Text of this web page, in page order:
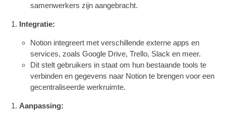
samenwerkers zijn aangebracht.
Integratie:
Notion integreert met verschillende externe apps en
services, zoals Google Drive, Trello, Slack en meer.
Dit stelt gebruikers in staat om hun bestaande tools te
verbinden en gegevens naar Notion te brengen voor een
gecentraliseerde werkruimte.
Aanpassing: